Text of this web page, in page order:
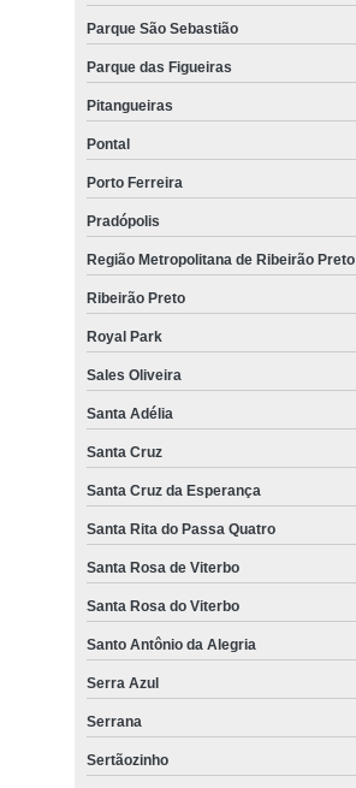
Parque São Sebastião
Parque das Figueiras
Pitangueiras
Pontal
Porto Ferreira
Pradópolis
Região Metropolitana de Ribeirão Preto
Ribeirão Preto
Royal Park
Sales Oliveira
Santa Adélia
Santa Cruz
Santa Cruz da Esperança
Santa Rita do Passa Quatro
Santa Rosa de Viterbo
Santa Rosa do Viterbo
Santo Antônio da Alegria
Serra Azul
Serrana
Sertãozinho